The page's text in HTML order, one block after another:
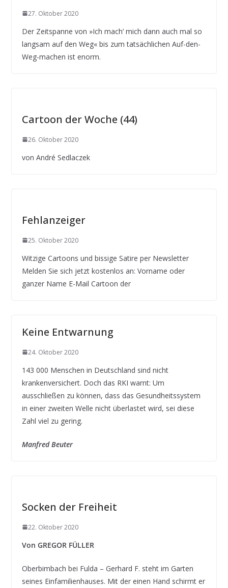
27. Oktober 2020
Der Zeitspanne von »Ich mach’ mich dann auch mal so
langsam auf den Weg« bis zum tatsächlichen Auf-den-
Weg-machen ist enorm.
Cartoon der Woche (44)
26. Oktober 2020
von André Sedlaczek
Fehlanzeiger
25. Oktober 2020
Witzige Cartoons und bissige Satire per Newsletter
Melden Sie sich jetzt kostenlos an: Vorname oder
ganzer Name E-Mail Cartoon der
Keine Entwarnung
24. Oktober 2020
143 000 Menschen in Deutschland sind nicht
krankenversichert. Doch das RKI warnt: Um
ausschließen zu können, dass das Gesundheitssystem
in einer zweiten Welle nicht überlastet wird, sei diese
Zahl viel zu gering.
Manfred Beuter
Socken der Freiheit
22. Oktober 2020
Von GREGOR FÜLLER
Oberbimbach bei Fulda – Gerhard F. steht im Garten
seines Einfamilienhauses. Mit der einen Hand schirmt er